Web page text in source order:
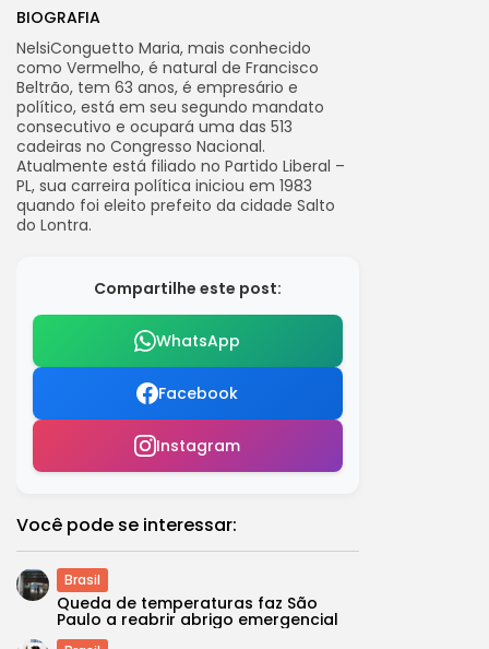
BIOGRAFIA
NelsiConguetto Maria, mais conhecido
como Vermelho, é natural de Francisco
Beltrão, tem 63 anos, é empresário e
político, está em seu segundo mandato
consecutivo e ocupará uma das 513
cadeiras no Congresso Nacional.
Atualmente está filiado no Partido Liberal –
PL, sua carreira política iniciou em 1983
quando foi eleito prefeito da cidade Salto
do Lontra.
Compartilhe este post:
WhatsApp
Facebook
Instagram
Você pode se interessar:
Brasil
Queda de temperaturas faz São
Paulo a reabrir abrigo emergencial